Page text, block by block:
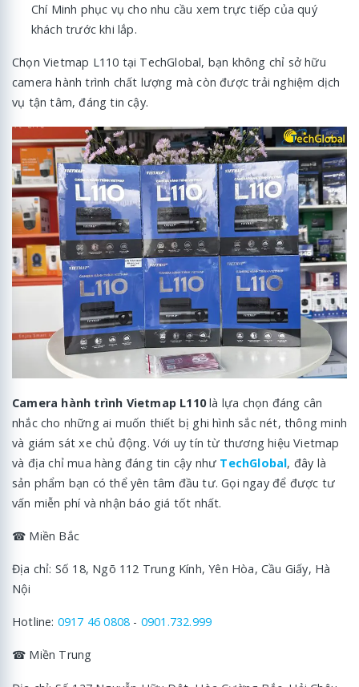
Chí Minh phục vụ cho nhu cầu xem trực tiếp của quý
khách trước khi lắp.
Chọn Vietmap L110 tại TechGlobal, bạn không chỉ sở hữu
camera hành trình chất lượng mà còn được trải nghiệm dịch
vụ tận tâm, đáng tin cậy.
Camera hành trình Vietmap L110là lựa chọn đáng cân
nhắc cho những ai muốn thiết bị ghi hình sắc nét, thông minh
và giám sát xe chủ động. Với uy tín từ thương hiệu Vietmap
và địa chỉ mua hàng đáng tin cậy như TechGlobal, đây là
sản phẩm bạn có thể yên tâm đầu tư. Gọi ngay để được tư
vấn miễn phí và nhận báo giá tốt nhất.
☎ Miền Bắc
Địa chỉ: Số 18, Ngõ 112 Trung Kính, Yên Hòa, Cầu Giấy, Hà
Nội
Hotline: 0917 46 0808 - 0901.732.999
☎ Miền Trung